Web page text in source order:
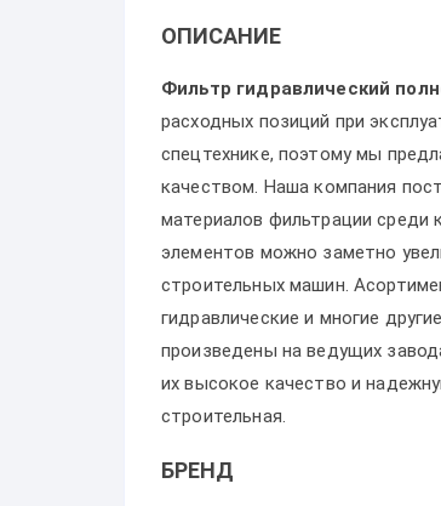
ОПИСАНИЕ
Фильтр гидравлический
расходных позиций при
спецтехнике, поэтому мы
качеством. Наша компания
материалов фильтрации среди
элементов можно заметно
строительных машин.
гидравлические и многие
произведены на ведущих
их высокое качество и
строительная.
БРЕНД